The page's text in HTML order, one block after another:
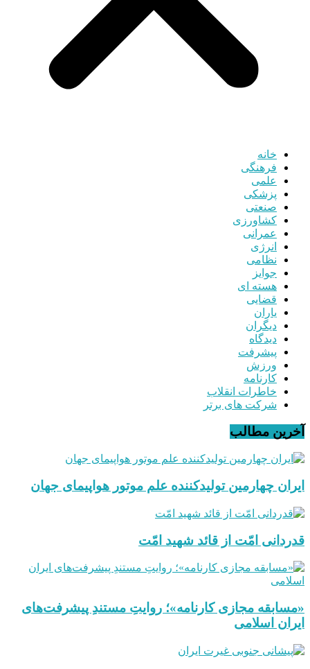
خانه
فرهنگی
علمی
پزشکی
صنعتی
کشاورزی
عمرانی
انرژی
نظامی
جوایز
هسته ای
قضایی
یاران
دیگران
دیدگاه
پیشرفت
ورزش
کارنامه
خاطرات انقلاب
شرکت های برتر
آخرین مطالب
ایران چهارمین تولیدکننده علم موتور هواپیمای جهان
قدردانی امّت از قائد شهید امّت
«مسابقه مجازی کارنامه»؛ روایتِ مستندِ پیشرفت‌های
ایران اسلامی